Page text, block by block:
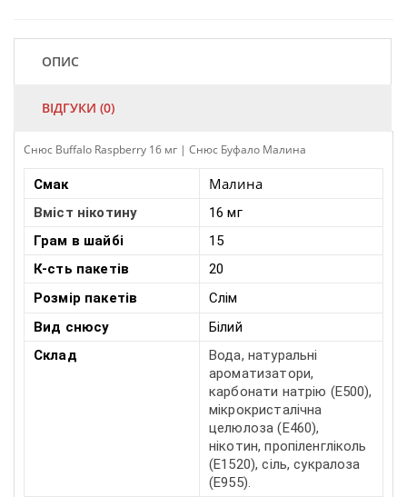
ОПИС
ВІДГУКИ (0)
Снюс Buffalo Raspberry 16 мг | Снюс Буфало Малина
Смак Малина
Вміст нікотину
16 мг
Грам в шайбі
15
К-сть пакетів
20
Розмір пакетів
Слім
Вид снюсу
Білий
Склад
Вода, натуральні
ароматизатори,
карбонати натрію (E500),
мікрокристалічна
целюлоза (E460),
нікотин, пропіленгліколь
(E1520), сіль, сукралоза
(E955).